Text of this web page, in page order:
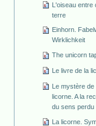
L'oiseau entre
terre
Einhorn.
Wirklichkeit
The unicorn
Le livre de la
Le mystère de
licorne. A la
du sens perdu
La licorne.